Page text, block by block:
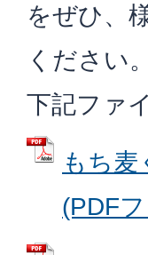
をぜひ、
ください。
下記ファ
もち麦
(PDF